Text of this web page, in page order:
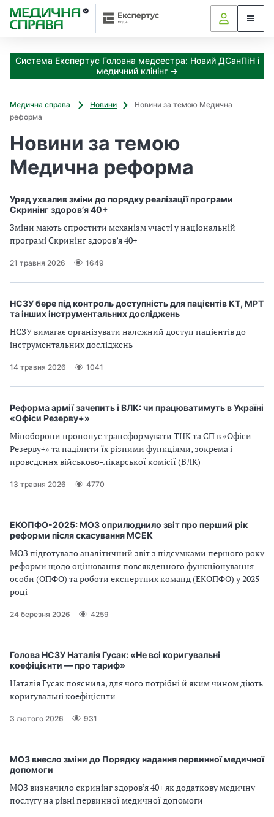
Система Експертус Головна медсестра: Новий ДСанПіН і
медичний клінінг →
Медична справа Новини
Новини за темою Медична
реформа
Новини за темою
Медична реформа
Уряд ухвалив зміни до порядку реалізації програми
Скринінг здоров’я 40+
Зміни мають спростити механізм участі у національній
програмі Скринінг здоров’я 40+
21 травня 2026 1649
НСЗУ бере під контроль доступність для пацієнтів КТ, МРТ
та інших інструментальних досліджень
НСЗУ вимагає організувати належний доступ пацієнтів до
інструментальних досліджень
14 травня 2026 1041
Реформа армії зачепить і ВЛК: чи працюватимуть в Україні
«Офіси Резерву+»
Міноборони пропонує трансформувати ТЦК та СП в «Офіси
Резерву+» та наділити їх різними функціями, зокрема і
проведення військово-лікарської комісії (ВЛК)
13 травня 2026 4770
ЕКОПФО-2025: МОЗ оприлюднило звіт про перший рік
реформи після скасування МСЕК
МОЗ підготувало аналітичний звіт з підсумками першого року
реформи щодо оцінювання повсякденного функціонування
особи (ОПФО) та роботи експертних команд (ЕКОПФО) у 2025
році
24 березня 2026 4259
Голова НСЗУ Наталія Гусак: «Не всі коригувальні
коефіцієнти — про тариф»
Наталія Гусак пояснила, для чого потрібні й яким чином діють
коригувальні коефіцієнти
3 лютого 2026 931
МОЗ внесло зміни до Порядку надання первинної медичної
допомоги
МОЗ визначило скринінг здоров’я 40+ як додаткову медичну
послугу на рівні первинної медичної допомоги
З
а
к
з
о
и
м
т
р
м
а
и
а
л
П